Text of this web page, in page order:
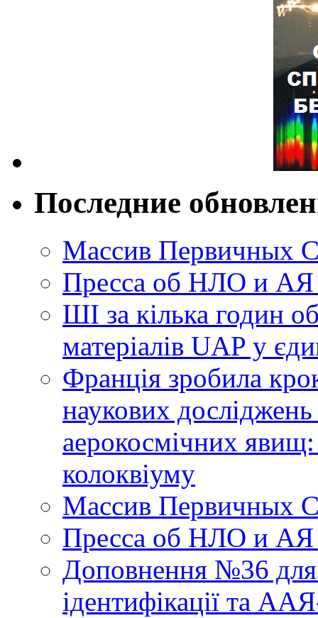
Последние
Массив Первичных
Пресса об НЛО и
ШІ за кілька годин
матеріалів UAP у
Франція зробила
наукових
аерокосмічних
колоквіуму
Массив Первичных
Пресса об НЛО и
Доповнення №36
ідентифікації та